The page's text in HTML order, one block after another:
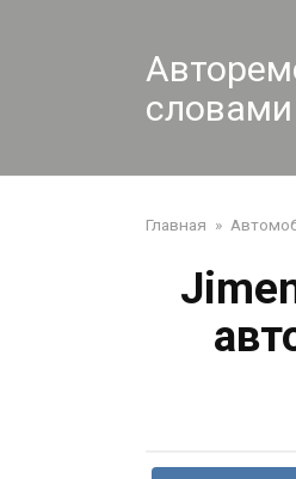
словами
Главная »